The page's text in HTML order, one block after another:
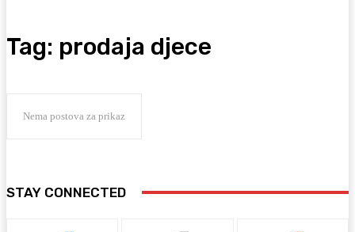
Tag: prodaja djece
Nema postova za prikaz
STAY CONNECTED